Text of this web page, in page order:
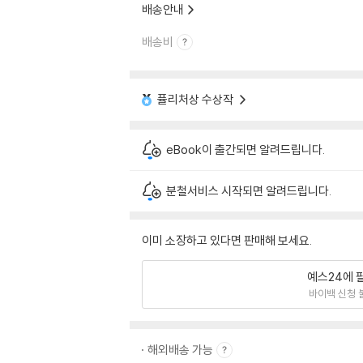
배송안내
배송비
퓰리처상 수상작
eBook이 출간되면 알려드립니다.
분철서비스 시작되면 알려드립니다.
이미 소장하고 있다면 판매해 보세요.
예스24에
바이백 신청
해외배송 가능